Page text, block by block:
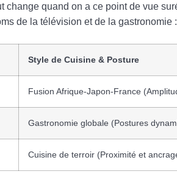
quand on a ce point de vue
de la télévision et de la gastronomie :
Style de Cuisine & Posture
Fusion Afrique-Japon-France
Gastronomie globale (Postures
Cuisine de terroir (Proximité et